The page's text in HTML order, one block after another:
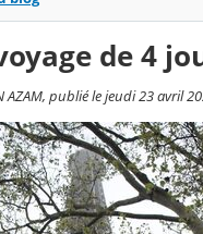
de 4
AZAM, publié le jeudi 23 avril